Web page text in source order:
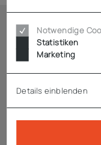
Ähnliche
Notwendige
Statistiken
Marketing
Details einblenden